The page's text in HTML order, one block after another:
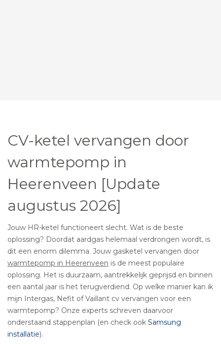
CV-ketel vervangen door
warmtepomp in
Heerenveen [Update
augustus 2026]
Jouw HR-ketel functioneert slecht. Wat is de beste
oplossing? Doordat aardgas helemaal verdrongen wordt, is
dit een enorm dilemma. Jouw gasketel vervangen door
warmtepomp in Heerenveen is de meest populaire
oplossing. Het is duurzaam, aantrekkelijk geprijsd en binnen
een aantal jaar is het terugverdiend. Op welke manier kan ik
mijn Intergas, Nefit of Vaillant cv vervangen voor een
warmtepomp? Onze experts schreven daarvoor
onderstaand stappenplan (en check ook Samsung
installatie).